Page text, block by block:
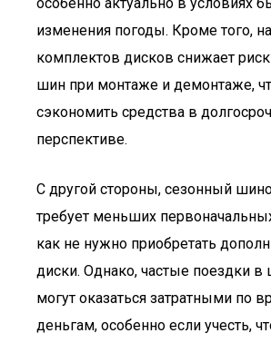
изменения погоды. Кроме того,
комплектов дисков снижает
шин при монтаже и демонтаже,
сэкономить средства в
перспективе.
С другой стороны, сезонный
требует меньших
как не нужно приобретать
диски. Однако, частые поездки
могут оказаться затратными по
деньгам, особенно если учесть,